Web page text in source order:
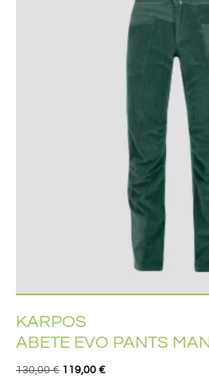
KARPOS
ABETE EVO PANTS
130,00€ 119,00 €